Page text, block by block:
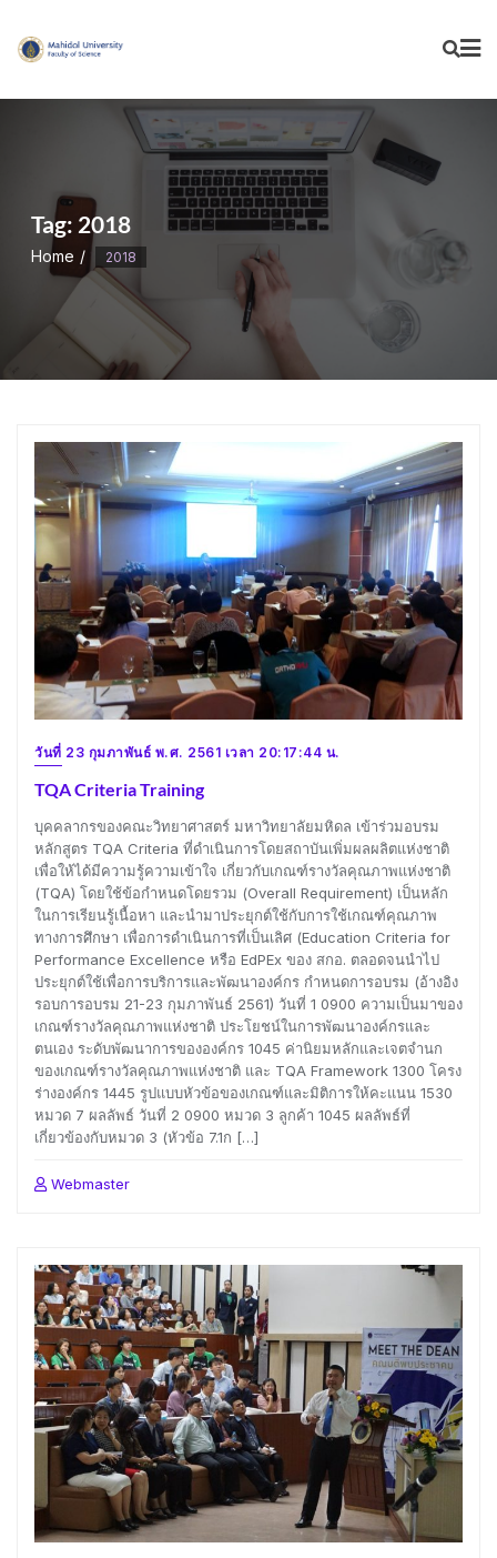
content
Tag: 2018
Home 2018
วันที่ 23 กุมภาพันธ์ พ.ศ. 2561 เวลา 20:17:44 น.
TQA Criteria Training
บุคคลากรของคณะวิทยาศาสตร์ มหาวิทยาลัยมหิดล เข้าร่วมอบรม
หลักสูตร TQA Criteria ที่ดำเนินการโดยสถาบันเพิ่มผลผลิตแห่งชาติ
เพื่อให้ได้มีความรู้ความเข้าใจ เกี่ยวกับเกณฑ์รางวัลคุณภาพแห่งชาติ
(TQA) โดยใช้ข้อกำหนดโดยรวม (Overall Requirement) เป็นหลัก
ในการเรียนรู้เนื้อหา และนำมาประยุกต์ใช้กับการใช้เกณฑ์คุณภาพ
ทางการศึกษา เพื่อการดำเนินการที่เป็นเลิศ (Education Criteria for
Performance Excellence หรือ EdPEx ของ สกอ. ตลอดจนนำไป
ประยุกต์ใช้เพื่อการบริการและพัฒนาองค์กร กำหนดการอบรม (อ้างอิง
รอบการอบรม 21-23 กุมภาพันธ์ 2561) วันที่ 1 0900 ความเป็นมาของ
เกณฑ์รางวัลคุณภาพแห่งชาติ ประโยชน์ในการพัฒนาองค์กรและ
ตนเอง ระดับพัฒนาการขององค์กร 1045 ค่านิยมหลักและเจตจำนก
ของเกณฑ์รางวัลคุณภาพแห่งชาติ และ TQA Framework 1300 โครง
ร่างองค์กร 1445 รูปแบบหัวข้อของเกณฑ์และมิติการให้คะแนน 1530
หมวด 7 ผลลัพธ์ วันที่ 2 0900 หมวด 3 ลูกค้า 1045 ผลลัพธ์ที่
เกี่ยวข้องกับหมวด 3 (หัวข้อ 7.1ก […]
Webmaster